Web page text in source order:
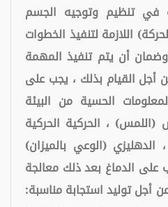
تنظيم وتوجيه الجسم
اللازمة لتنفيذ الخطوات
أن يتم تنفيذ المهمة
أجل القيام بذلك ، يجب على
الحسية من البيئة
، الحركية الحركية
(الوعي بالميزان)
على الدماغ بعد ذلك معالجة
أجل توليد استجابة مناسبة: